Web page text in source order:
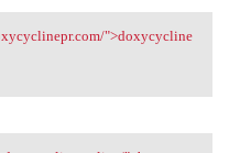
">doxycycline